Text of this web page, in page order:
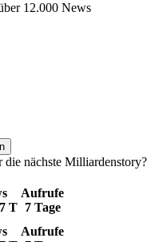
12.000 News
die nächste Milliardenstory?
T
Aufrufe
7 Tage
Aufrufe